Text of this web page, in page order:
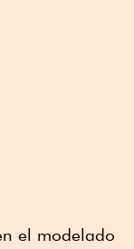
el modelado